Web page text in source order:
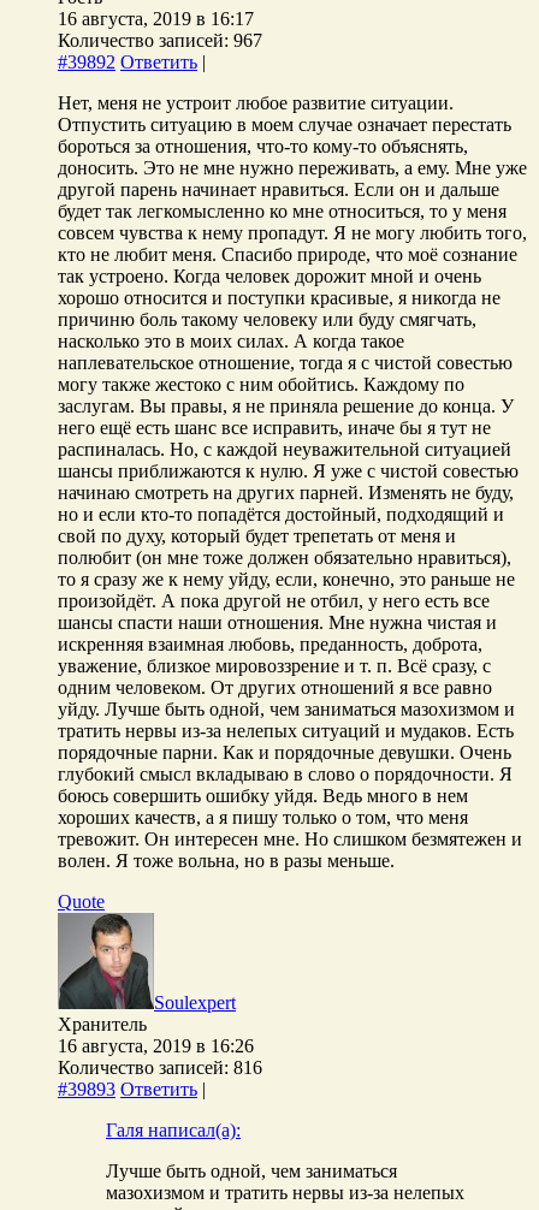
16 августа, 2019 в 16:17
Количество записей: 967
#39892 Ответить |
Нет, меня не устроит любое развитие ситуации.
Отпустить ситуацию в моем случае означает перестать
бороться за отношения, что-то кому-то объяснять,
доносить. Это не мне нужно переживать, а ему. Мне уже
другой парень начинает нравиться. Если он и дальше
будет так легкомысленно ко мне относиться, то у меня
совсем чувства к нему пропадут. Я не могу любить того,
кто не любит меня. Спасибо природе, что моё сознание
так устроено. Когда человек дорожит мной и очень
хорошо относится и поступки красивые, я никогда не
причиню боль такому человеку или буду смягчать,
насколько это в моих силах. А когда такое
наплевательское отношение, тогда я с чистой совестью
могу также жестоко с ним обойтись. Каждому по
заслугам. Вы правы, я не приняла решение до конца. У
него ещё есть шанс все исправить, иначе бы я тут не
распиналась. Но, с каждой неуважительной ситуацией
шансы приближаются к нулю. Я уже с чистой совестью
начинаю смотреть на других парней. Изменять не буду,
но и если кто-то попадётся достойный, подходящий и
свой по духу, который будет трепетать от меня и
полюбит (он мне тоже должен обязательно нравиться),
то я сразу же к нему уйду, если, конечно, это раньше не
произойдёт. А пока другой не отбил, у него есть все
шансы спасти наши отношения. Мне нужна чистая и
искренняя взаимная любовь, преданность, доброта,
уважение, близкое мировоззрение и т. п. Всё сразу, с
одним человеком. От других отношений я все равно
уйду. Лучше быть одной, чем заниматься мазохизмом и
тратить нервы из-за нелепых ситуаций и мудаков. Есть
порядочные парни. Как и порядочные девушки. Очень
глубокий смысл вкладываю в слово о порядочности. Я
боюсь совершить ошибку уйдя. Ведь много в нем
хороших качеств, а я пишу только о том, что меня
тревожит. Он интересен мне. Но слишком безмятежен и
волен. Я тоже вольна, но в разы меньше.
Quote
Soulexpert
Хранитель
16 августа, 2019 в 16:26
Количество записей: 816
#39893 Ответить |
Галя написал(а):
Лучше быть одной, чем заниматься
мазохизмом и тратить нервы из-за нелепых